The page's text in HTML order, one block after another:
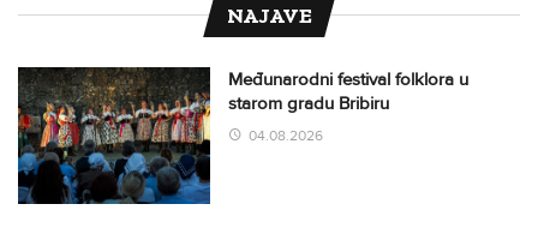
NAJAVE
Međunarodni festival folklora u
starom gradu Bribiru
04.08.2026